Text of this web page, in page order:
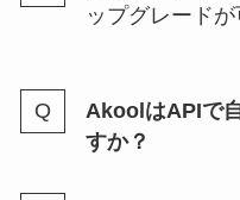
ップグレードが
AkoolはAPIで
すか？